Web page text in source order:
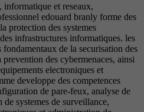
et reseaux,
edouard branly forme des
protection des systemes
infrastructures informatiques. les
de la securisation des
des cybermenaces, ainsi
electroniques et
developpe des competences
de pare-feux, analyse de
systemes de surveillance,